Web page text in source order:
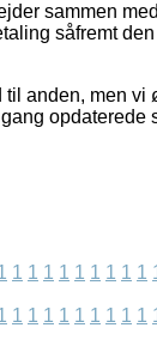
sammen
såfremt
anden, men
opdaterede
1 1 1 1 1 1 1 1 1
1 1 1 1 1 1 1 1 1